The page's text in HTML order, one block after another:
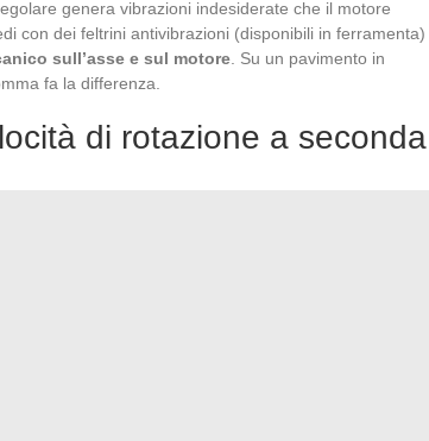
genera vibrazioni indesiderate che il motore
con dei feltrini antivibrazioni (disponibili in ferramenta)
sull’asse e sul motore . Su un pavimento in
fa la differenza.
di rotazione a seconda